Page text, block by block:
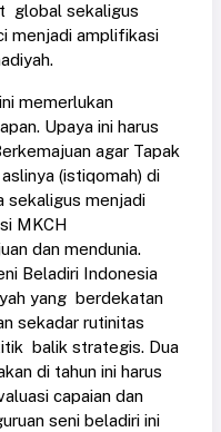
global sekaligus
menjadi amplifikasi
memerlukan
Upaya ini harus
agar Tapak
(istiqomah) di
sekaligus menjadi
MKCH
dan mendunia.
Beladiri Indonesia
yang berdekatan
sekadar rutinitas
balik strategis. Dua
di tahun ini harus
capaian dan
seni beladiri ini